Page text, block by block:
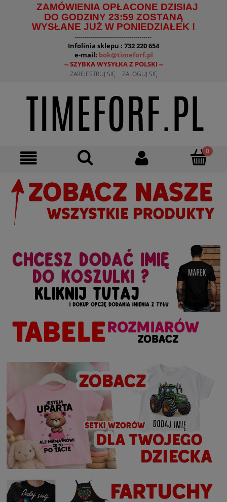
ZAMÓWIENIA OPŁACONE DZISIAJ
DO GODZINY 23:59 ZOSTANĄ
WYSŁANE JUŻ W PONIEDZIAŁEK !
--------------------------------------
Infolinia sklepu : 732 220 654
e-mail: bok@timeforf.pl
-- SZYBKA WYSYŁKA Z POLSKI --
ZAREJESTRUJ SIĘ ZALOGUJ SIĘ